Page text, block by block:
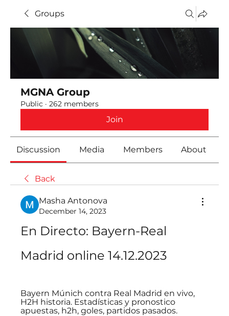
Groups
MGNA Group
Public · 262 members
Join
Discussion Media Members About
Back
Masha Antonova
December 14, 2023
En Directo: Bayern-Real
Madrid online 14.12.2023
Bayern Múnich contra Real Madrid en vivo,
H2H historia. Estadísticas y pronostico
apuestas, h2h, goles, partidos pasados.